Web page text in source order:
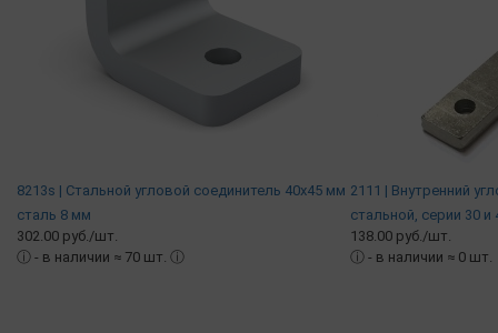
8213s | Стальной угловой соединитель 40х45 мм
сталь 8 мм
302.00 руб./шт.
ⓘ - в наличии ≈ 70 шт. ⓘ
2111 | Внутренний
стальной, серии 30
138.00 руб./шт.
ⓘ - в наличии ≈ 0 шт.